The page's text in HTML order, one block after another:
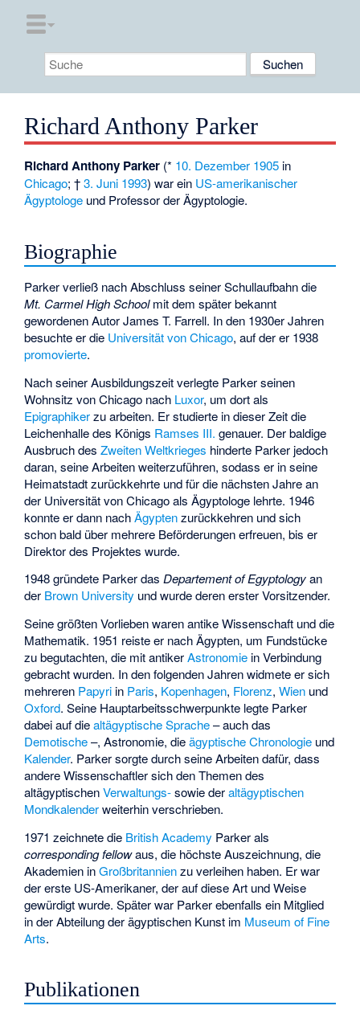
Richard Anthony Parker
Richard Anthony Parker (* 10. Dezember 1905 in
Chicago; †3. Juni 1993) war ein US-amerikanischer
Ägyptologe und Professor der Ägyptologie.
Biographie
Parker verließ nach Abschluss seiner Schullaufbahn die
Mt. Carmel High Schoolmit dem später bekannt
gewordenen Autor James T. Farrell. In den 1930er Jahren
besuchte er die Universität von Chicago, auf der er 1938
promovierte.
Nach seiner Ausbildungszeit verlegte Parker seinen
Wohnsitz von Chicago nach Luxor, um dort als
Epigraphikerzu arbeiten. Er studierte in dieser Zeit die
Leichenhalle des Königs Ramses III. genauer. Der baldige
Ausbruch desZweiten Weltkrieges hinderte Parker jedoch
daran, seine Arbeiten weiterzuführen, sodass er in seine
Heimatstadt zurückkehrte und für die nächsten Jahre an
der Universität von Chicago als Ägyptologe lehrte. 1946
konnte er dann nachÄgyptenzurückkehren und sich
schon bald über mehrere Beförderungen erfreuen, bis er
Direktor des Projektes wurde.
1948 gründete Parker dasDepartement of Egyptologyan
der Brown University und wurde deren erster Vorsitzender.
Seine größten Vorlieben waren antike Wissenschaft und die
Mathematik. 1951 reiste er nach Ägypten, um Fundstücke
zu begutachten, die mit antikerAstronomie in Verbindung
gebracht wurden. In den folgenden Jahren widmete er sich
mehreren Papyri in Paris, Kopenhagen, Florenz,Wien und
Oxford. Seine Hauptarbeitsschwerpunkte legte Parker
dabei auf diealtägyptische Sprache– auch das
Demotische–, Astronomie, dieägyptische Chronologie und
Kalender. Parker sorgte durch seine Arbeiten dafür, dass
andere Wissenschaftler sich den Themen des
altägyptischenVerwaltungs-sowie deraltägyptischen
Mondkalenderweiterhin verschrieben.
1971 zeichnete die British Academy Parker als
corresponding fellowaus, die höchste Auszeichnung, die
Akademien inGroßbritannienzu verleihen haben. Er war
der erste US-Amerikaner, der auf diese Art und Weise
gewürdigt wurde. Später war Parker ebenfalls ein Mitglied
in der Abteilung der ägyptischen Kunst im Museum of Fine
Arts.
Publikationen